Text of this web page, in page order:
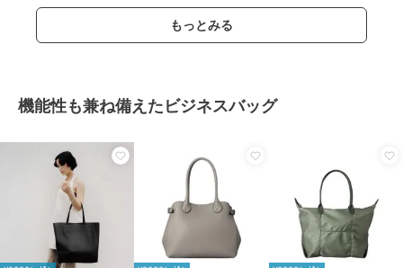
もっとみる
機能性も兼ね備えたビジネスバッグ